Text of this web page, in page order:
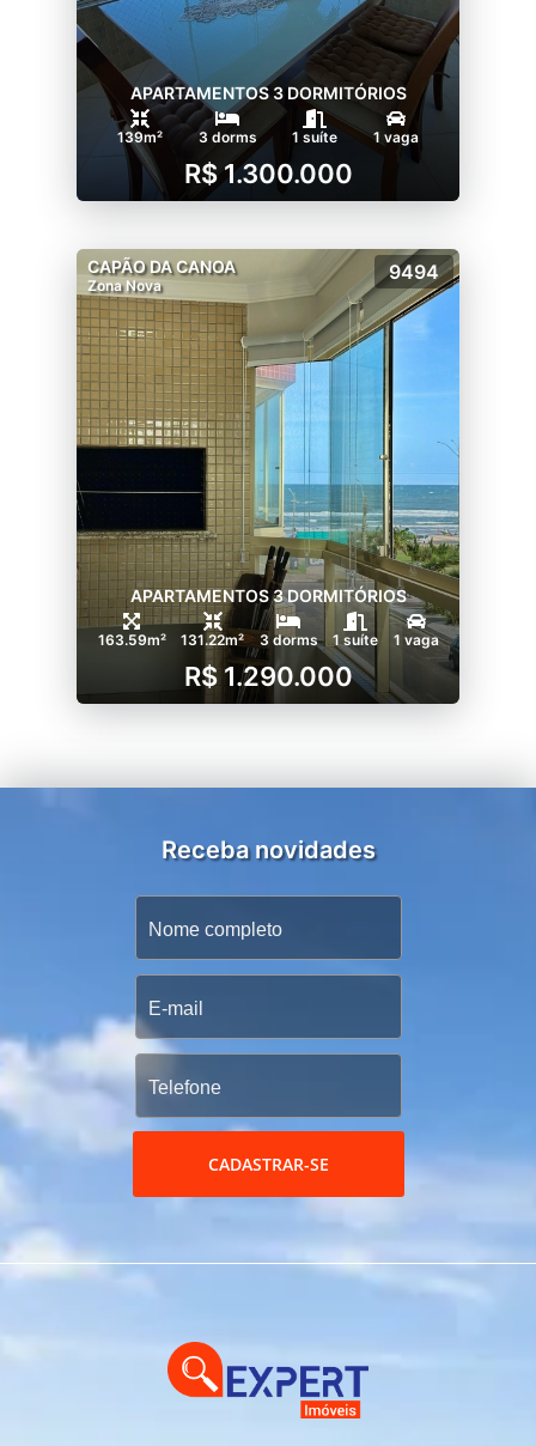
APARTAMENTOS 3 DORMITÓRIOS
139m² 3 dorms 1 suíte 1 vaga
R$ 1.300.000
CAPÃO DA CANOA
Zona Nova
9494
APARTAMENTOS 3 DORMITÓRIOS
163.59m² 131.22m² 3 dorms 1 suíte 1 vaga
R$ 1.290.000
Receba novidades
CADASTRAR-SE